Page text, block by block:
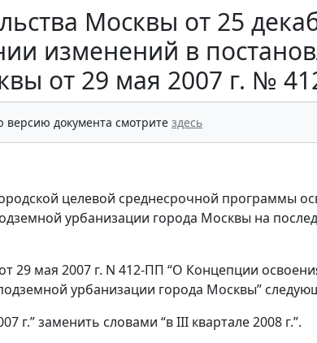
Москвы от 25
изменений в
от 29 мая 2007 г. №
версию документа смотрите здесь
целевой среднесрочной программы
урбанизации города Москвы на
29 мая 2007 г. N 412-ПП “О Концепции
урбанизации города Москвы”
г.” заменить словами “в III квартале 2008 г.”.